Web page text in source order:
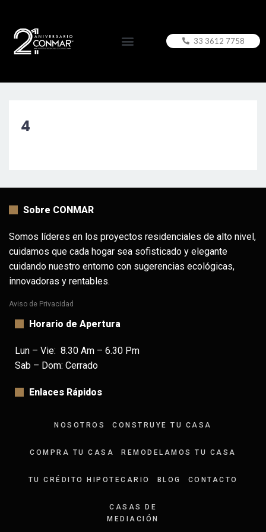
33 3612 7758
4
Sobre CONMAR
Somos líderes en los proyectos residenciales de alto nivel,
cuidamos que cada hogar sea sofisticado y elegante
cuidando nuestro entorno con sugerencias ecológicas,
innovadoras y rentables.
Aviso de Privacidad
Horario de Apertura
Lun – Vie: 8.30 Am – 6.30 Pm
Sab – Dom: Cerrado
Enlaces Rápidos
NOSOTROS CONSTRUYE TU CASA
COMPRA TU CASA REMODELAMOS TU CASA
TU CRÉDITO HIPOTECARIO BLOG CONTACTO
CASAS DE
MEDIACIÓN